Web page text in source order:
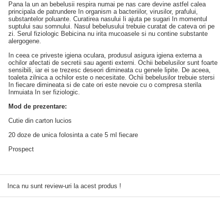
Pana la un an bebelusii respira numai pe nas care devine astfel calea
principala de patrundere In organism a bacteriilor, virusilor, prafului,
substantelor poluante. Curatirea nasului Ii ajuta pe sugari In momentul
suptului sau somnului. Nasul bebelusului trebuie curatat de cateva ori pe
zi. Serul fiziologic Bebicina nu irita mucoasele si nu contine substante
alergogene.
In ceea ce priveste igiena oculara, produsul asigura igiena externa a
ochilor afectati de secretii sau agenti externi. Ochii bebelusilor sunt foarte
sensibili, iar ei se trezesc deseori dimineata cu genele lipite. De aceea,
toaleta zilnica a ochilor este o necesitate. Ochii bebelusilor trebuie stersi
In fiecare dimineata si de cate ori este nevoie cu o compresa sterila
Inmuiata In ser fiziologic.
Mod de prezentare:
Cutie din carton lucios
20 doze de unica folosinta a cate 5 ml fiecare
Prospect
Inca nu sunt review-uri la acest produs !